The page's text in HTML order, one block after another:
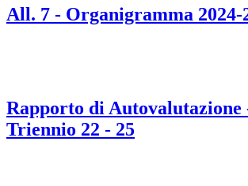
All. 7 - Organigramma 2024-
Rapporto di Autovalutazione
Triennio 22 - 25